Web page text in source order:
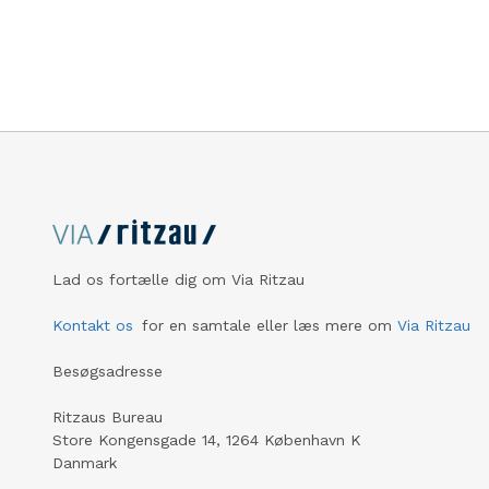
between
Lad os fortælle dig om Via Ritzau
Kontakt os for en samtale eller læs mere om Via Ritzau
Besøgsadresse
Ritzaus Bureau
Store Kongensgade 14, 1264 København K
Danmark